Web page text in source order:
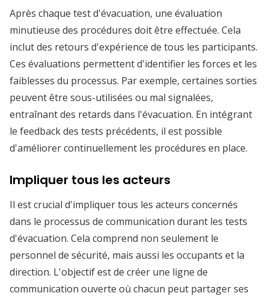
Après chaque test d'évacuation, une évaluation
minutieuse des procédures doit être effectuée. Cela
inclut des retours d'expérience de tous les participants.
Ces évaluations permettent d'identifier les forces et les
faiblesses du processus. Par exemple, certaines sorties
peuvent être sous-utilisées ou mal signalées,
entraînant des retards dans l'évacuation. En intégrant
le feedback des tests précédents, il est possible
d'améliorer continuellement les procédures en place.
Impliquer tous les acteurs
Il est crucial d'impliquer tous les acteurs concernés
dans le processus de communication durant les tests
d'évacuation. Cela comprend non seulement le
personnel de sécurité, mais aussi les occupants et la
direction. L'objectif est de créer une ligne de
communication ouverte où chacun peut partager ses